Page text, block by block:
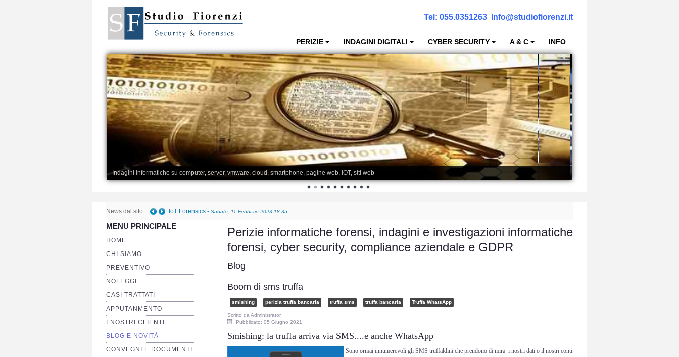
Tel: 055.0351263 Info@studiofiorenzi.it
PERIZIE INDAGINI DIGITALI CYBER SECURITY A & C INFO
Indagini informatiche su computer, server, vmware, cloud, smartphone, pagine web, IOT, siti web
News dal sito : Telefono danneggiato posso recuperare i dati anche a fini giudiziari?
MENU PRINCIPALE
HOME
CHI SIAMO
PREVENTIVO
NOLEGGI
CASI TRATTATI
APPUTANMENTO
I NOSTRI CLIENTI
BLOG E NOVITÀ
CONVEGNI E DOCUMENTI
Perizie informatiche forensi, indagini e investigazioni informatiche
forensi, cyber security, compliance aziendale e GDPR
Blog
Boom di sms truffa
smishing perizia truffa bancaria truffa sms truffa bancaria Truffa WhatsApp
Scritto da Administrator
Pubblicato: 05 Giugno 2021
Smishing: la truffa arriva via SMS....e anche WhatsApp
Sono ormai innumerevoli gli SMS truffaldini che prendono di mira i nostri dati o il nostri conti